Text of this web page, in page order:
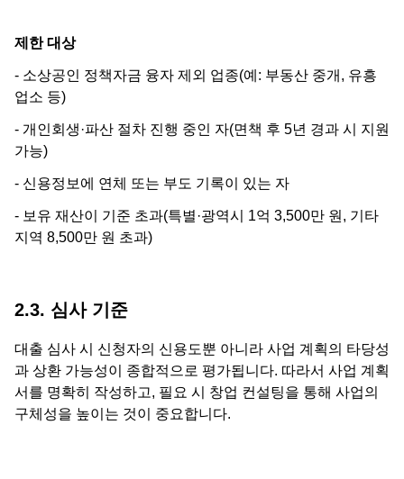
제한 대상
- 소상공인 정책자금 융자 제외 업종(예: 부동산 중개, 유흥
업소 등)
- 개인회생·파산 절차 진행 중인 자(면책 후 5년 경과 시 지원
가능)
- 신용정보에 연체 또는 부도 기록이 있는 자
- 보유 재산이 기준 초과(특별·광역시 1억 3,500만 원, 기타
지역 8,500만 원 초과)
2.3. 심사 기준
대출 심사 시 신청자의 신용도뿐 아니라 사업 계획의 타당성
과 상환 가능성이 종합적으로 평가됩니다. 따라서 사업 계획
서를 명확히 작성하고, 필요 시 창업 컨설팅을 통해 사업의
구체성을 높이는 것이 중요합니다.